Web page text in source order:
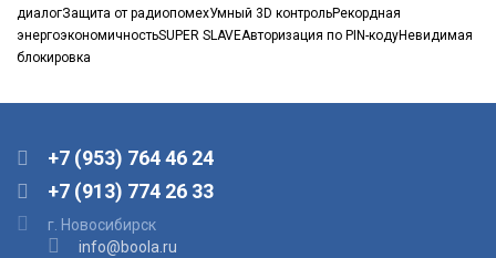
диалогЗащита от радиопомехУмный 3D контрольРекордная
энергоэкономичностьSUPER SLAVEАвторизация по PIN-кодуНевидимая
блокировка
+7 (953) 764 46 24
+7 (913) 774 26 33
г. Новосибирск
info@boola.ru